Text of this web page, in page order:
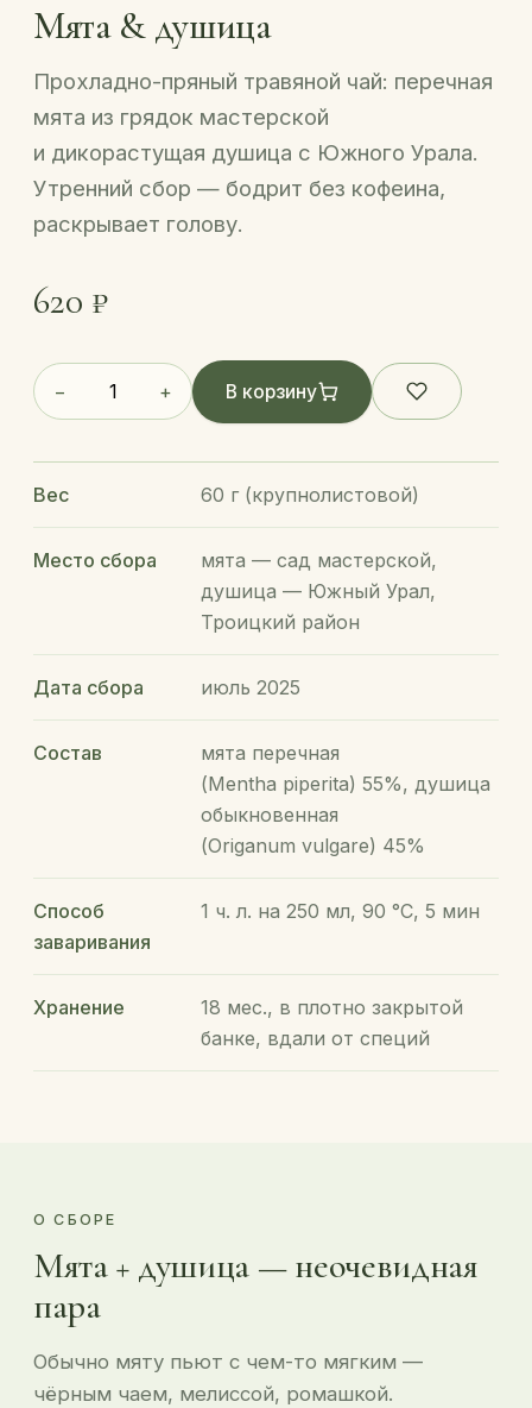
Мята & душица
Прохладно-пряный травяной чай: перечная
мята из грядок мастерской
и дикорастущая душица с Южного Урала.
Утренний сбор — бодрит без кофеина,
раскрывает голову.
620 ₽
− + В корзину
Вес 60 г (крупнолистовой)
Место сбора
мята — сад мастерской,
душица — Южный Урал,
Троицкий район
Дата сбора июль 2025
Состав
мята перечная
(Mentha piperita) 55%, душица
обыкновенная
(Origanum vulgare) 45%
Способ
заваривания
1 ч. л. на 250 мл, 90 °C, 5 мин
Хранение
18 мес., в плотно закрытой
банке, вдали от специй
О СБОРЕ
Мята + душица — неочевидная
пара
Обычно мяту пьют с чем-то мягким —
чёрным чаем, мелиссой, ромашкой.